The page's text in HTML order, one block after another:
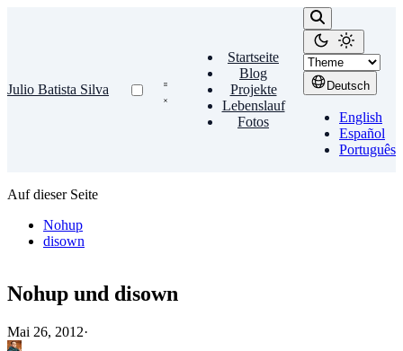
Julio Batista Silva
Startseite
Blog
Projekte
Lebenslauf
Fotos
Deutsch
English
Español
Português
Auf dieser Seite
Nohup
disown
Nohup und disown
Mai 26, 2012·